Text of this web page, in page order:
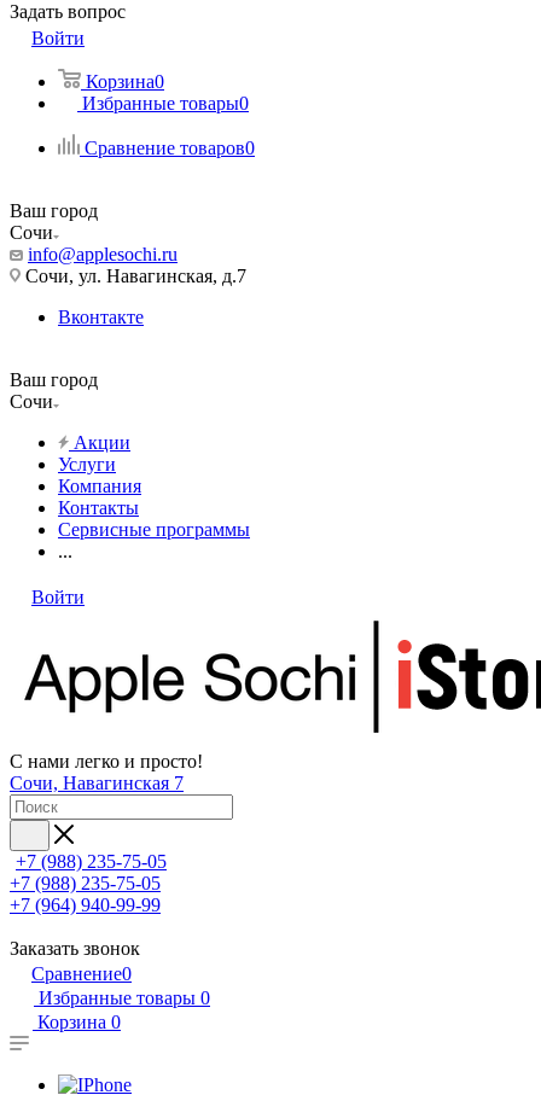
Задать вопрос
Войти
Корзина0
Избранные товары0
Сравнение товаров0
Ваш город
Сочи
info@applesochi.ru
Сочи, ул. Навагинская, д.7
Вконтакте
Ваш город
Сочи
Акции
Услуги
Компания
Контакты
Сервисные программы
...
Войти
С нами легко и просто!
Сочи, Навагинская 7
+7 (988) 235-75-05
+7 (988) 235-75-05
+7 (964) 940-99-99
Заказать звонок
Сравнение0
Избранные товары 0
Корзина 0